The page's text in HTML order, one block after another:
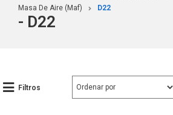
Masa De Aire (Maf)
D22
- D22
Filtros